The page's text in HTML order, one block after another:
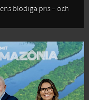
blodiga pris – och